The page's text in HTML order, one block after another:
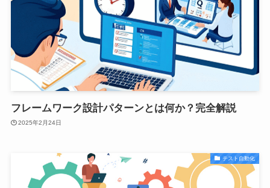
フレームワーク設計パターンとは何か？完全解説
2025年2月24日
テスト自動化